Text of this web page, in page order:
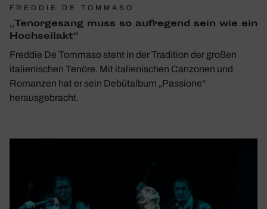
FREDDIE DE TOMMASO
„Tenor­ge­sang muss so aufre­gend sein wie ein
Hoch­seilakt“
Freddie De Tommaso steht in der Tradition der großen
italienischen Tenöre. Mit italienischen Canzonen und
Romanzen hat er sein Debütalbum „Passione“
herausgebracht.